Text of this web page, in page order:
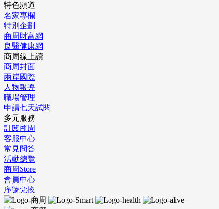
特色頻道
名家專欄
特別企劃
商周財富網
良醫健康網
商周線上讀
商周封面
兩岸國際
人物報導
職場管理
申請七天試閱
多元服務
訂閱商周
客服中心
常見問答
活動總覽
商周Store
會員中心
序號兌換